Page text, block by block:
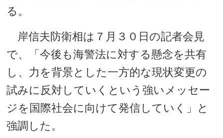
る。
岸信夫防衛相は７月３０日の記者会見
で、「今後も海警法に対する懸念を共有
し、力を背景とした一方的な現状変更の
試みに反対していくという強いメッセー
ジを国際社会に向けて発信していく」と
強調した。